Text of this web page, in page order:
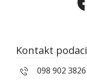
Kontakt podaci
098 902 3826